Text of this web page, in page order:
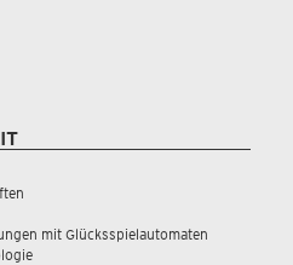
mit Glücksspielautomaten